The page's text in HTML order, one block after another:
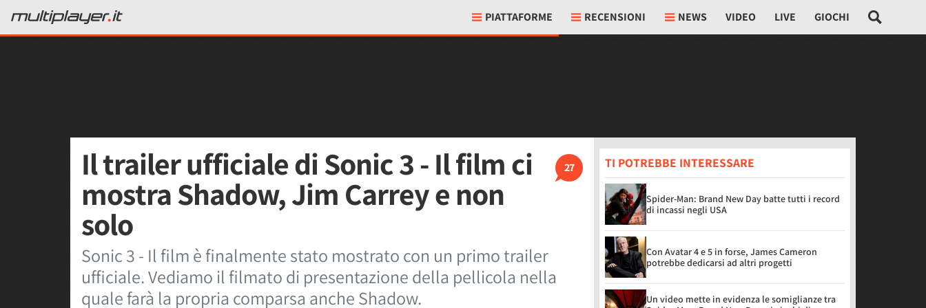
PIATTAFORME RECENSIONI NEWS VIDEO LIVE GIOCHI
27
Il trailer ufficiale di Sonic 3 - Il film ci
mostra Shadow, Jim Carrey e non
solo
Sonic 3 - Il film è finalmente stato mostrato con un primo trailer
ufficiale. Vediamo il filmato di presentazione della pellicola nella
quale farà la propria comparsa anche Shadow.
TI POTREBBE INTERESSARE
Spider-Man: Brand New Day batte tutti i record
di incassi negli USA
Con Avatar 4 e 5 in forse, James Cameron
potrebbe dedicarsi ad altri progetti
Un video mette in evidenza le somiglianze tra